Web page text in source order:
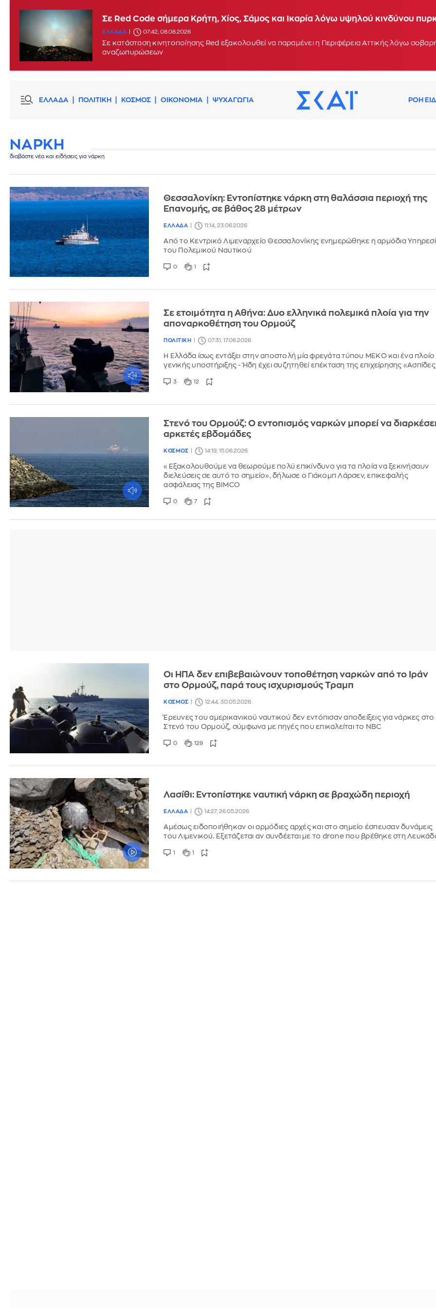
Σε Red Code σήμερα Κρήτη, Χίος, Σάμος και Ικαρία λόγω υψηλού κινδύνου
ΕΛΛΑΔΑ 07:42, 08.08.2026
Σε κατάσταση κινητοποίησης Red εξακολουθεί να παραμένει η Περιφέρεια Αττικής λόγω
αναζωπυρώσεων
ΕΛΛΑΔΑ ΠΟΛΙΤΙΚΗ ΚΟΣΜΟΣ ΟΙΚΟΝΟΜΙΑ ΨΥΧΑΓΩΓΙΑ ΡΟΗ
ΝΑΡΚΗ
διαβάστε νέα και ειδήσεις για νάρκη
Θεσσαλονίκη: Εντοπίστηκε νάρκη στη θαλάσσια περιοχή της
Επανομής, σε βάθος 28 μέτρων
ΕΛΛΑΔΑ 11:14, 23.06.2026
Από το Κεντρικό Λιμεναρχείο Θεσσαλονίκης ενημερώθηκε η αρμόδια
του Πολεμικού Ναυτικού
0 1
Σε ετοιμότητα η Αθήνα: Δυο ελληνικά πολεμικά πλοία για την
αποναρκοθέτηση του Ορμούζ
ΠΟΛΙΤΙΚΗ 07:31, 17.06.2026
Η Ελλάδα ίσως εντάξει στην αποστολή μία φρεγάτα τύπου ΜΕΚΟ και ένα πλοίο
γενικής υποστήριξης - Ήδη έχει συζητηθεί επέκταση της επιχείρησης
3 12
Στενό του Ορμούζ: Ο εντοπισμός ναρκών μπορεί να διαρκέσει
αρκετές εβδομάδες
ΚΟΣΜΟΣ 14:19, 15.06.2026
«Εξακολουθούμε να θεωρούμε πολύ επικίνδυνο για τα πλοία να ξεκινήσουν
διελεύσεις σε αυτό το σημείο», δήλωσε ο Γιάκομπ Λάρσεν, επικεφαλής
ασφάλειας της BIMCO
0 7
Οι ΗΠΑ δεν επιβεβαιώνουν τοποθέτηση ναρκών από το Ιράν
στο Ορμούζ, παρά τους ισχυρισμούς Τραμπ
ΚΟΣΜΟΣ 12:44, 30.05.2026
Έρευνες του αμερικανικού ναυτικού δεν εντόπισαν αποδείξεις για νάρκες στο
Στενό του Ορμούζ, σύμφωνα με πηγές που επικαλείται το NBC
0 129
Λασίθι: Εντοπίστηκε ναυτική νάρκη σε βραχώδη περιοχή
ΕΛΛΑΔΑ 14:27, 26.05.2026
Αμέσως ειδοποιήθηκαν οι αρμόδιες αρχές και στο σημείο έσπευσαν δυνάμεις
του Λιμενικού. Εξετάζεται αν συνδέεται με το drone που βρέθηκε στη
1 1